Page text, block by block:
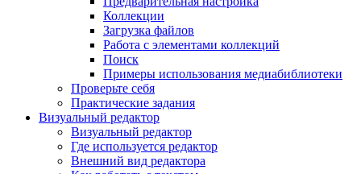
Коллекции
Загрузка файлов
Работа с элементами коллекций
Поиск
Примеры использования медиабиблиотеки
Проверьте себя
Практические задания
Визуальный редактор
Визуальный редактор
Где используется редактор
Внешний вид редактора